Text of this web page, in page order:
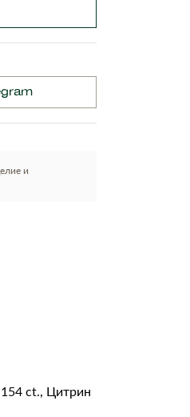
и
ct., Цитрин